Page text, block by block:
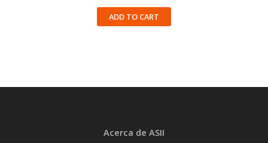
ADD TO CART
Acerca de ASII